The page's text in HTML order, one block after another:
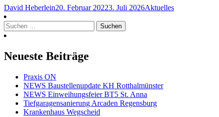
Posted
by
David Heberlein20. Februar 20223. Juli 2026Posted
Aktuelles
Suchen
nach:
Neueste Beiträge
Praxis ON
NEWS Baustellenupdate KH Rotthalmünster
NEWS Einweihungsfeier BT5 St. Anna
Tiefgaragensanierung Arcaden Regensburg
Krankenhaus Wegscheid